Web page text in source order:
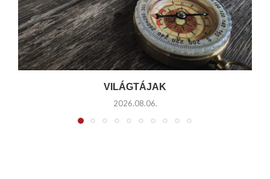
VILÁGTÁJAK
2026.08.06.